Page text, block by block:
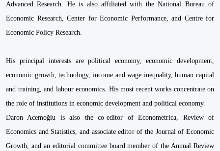
Advanced Research. He is also affiliated with the National Bureau of
Economic Research, Center for Economic Performance, and Centre for
Economic Policy Research.
His principal interests are political economy, economic development,
economic growth, technology, income and wage inequality, human capital
and training, and labour economics. His most recent works concentrate on
the role of institutions in economic development and political economy.
Daron Acemoğlu is also the co-editor of Econometrica, Review of
Economics and Statistics, and associate editor of the Journal of Economic
Growth, and an editorial committee board member of the Annual Review